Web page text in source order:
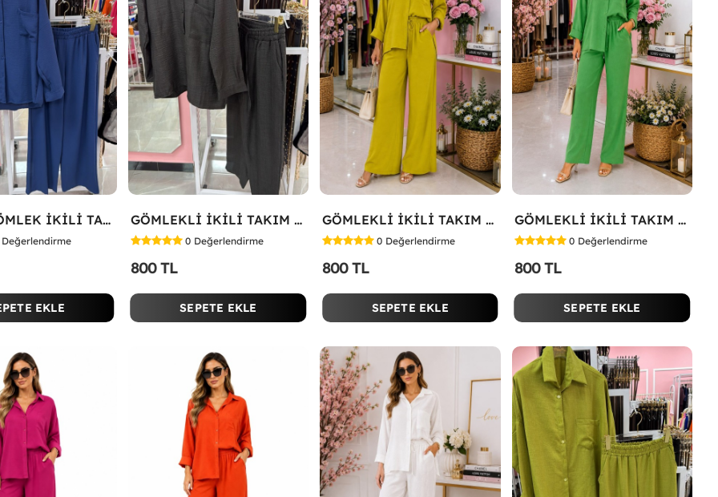
TARZA GÖMLEK İKİLİ TAKIM Lacivert
Değerlendirme
EKLE
GÖMLEKLİ İKİLİ TAKIM Siyah
0 Değerlendirme
800 TL
SEPETE EKLE
GÖMLEKLİ İKİLİ TAKIM Yağ Yeşili
0 Değerlendirme
800 TL
SEPETE EKLE
GÖMLEKLİ İKİLİ TAKIM Koyu Yeşil
0 Değerlendirme
800 TL
SEPETE EKLE